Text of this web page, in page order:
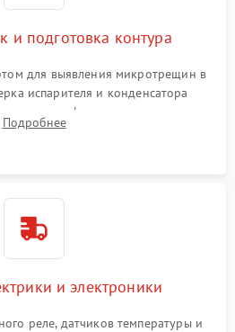
и подготовка контура
для выявления микротрещин в
испарителя и конденсатора
старого фильтра-осушителя и
трубки для устранения засоров.
Подробнее
и электроники
реле, датчиков температуры и